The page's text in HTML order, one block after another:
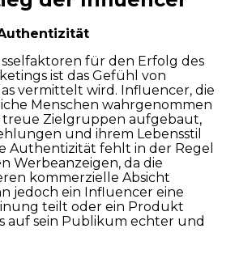
für den Erfolg des
ist das Gefühl von
vermittelt wird. Influencer, die
Menschen wahrgenommen
treue Zielgruppen aufgebaut,
und ihrem Lebensstil
Authentizität fehlt in der Regel
Werbeanzeigen, da die
kommerzielle Absicht
jedoch ein Influencer eine
teilt oder ein Produkt
auf sein Publikum echter und